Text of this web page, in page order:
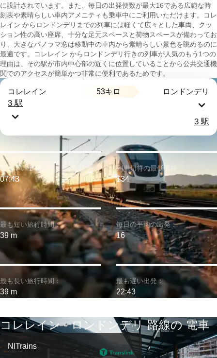
に設計されています。また、毎日の出発便数が最大16である広範な時
刻表や素晴らしい車内アメニティも乗車中にご利用いただけます。コレ
レイン からロンドンデリまでの列車には軽くて広々とした車両、クッ
ション性の高い座席、十分な足元スペースと荷物スペースが備わってお
り、大きなパノラマ窓は移動中の車内から素晴らしい景色を眺めるのに
最適です。コレレイン からロンドンデリ行きの列車が人気のもう1つの
理由は、その駅が市内中心部の近くに位置していることから公共交通機
関でのアクセスが簡単かつ非常に便利であるためです。
コレレイン 53キロ ロンドンデリ
3 駅
3 駅
最も短い旅行時間：
39 m
最も早い出発：
07:43
最も長い旅行時間：
39 m
列車切符の最低価格：
$34
毎日の平均の出発：
16
最も遅い出発：
22:43
コレレイン - ロンドンデリ 路線の 電車
NITrains